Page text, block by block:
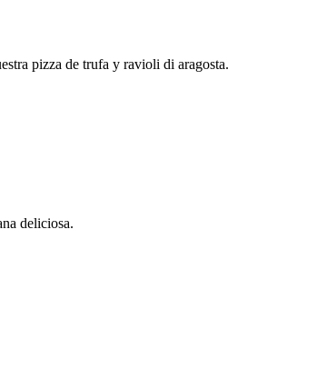
pizza de trufa y ravioli di aragosta.
deliciosa.